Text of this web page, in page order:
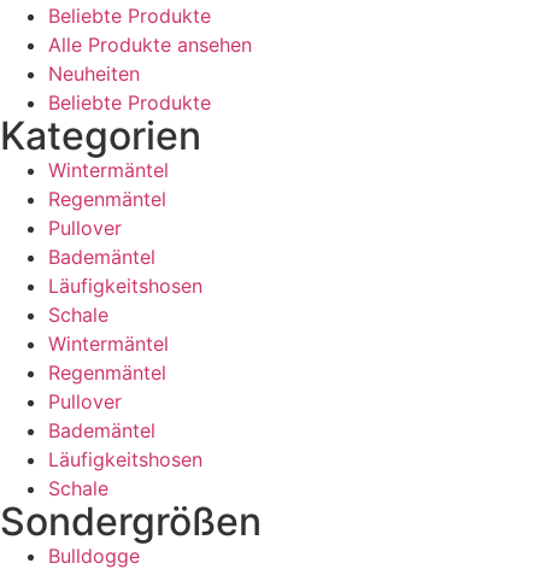
Beliebte Produkte
Alle Produkte ansehen
Neuheiten
Beliebte Produkte
Kategorien
Wintermäntel
Regenmäntel
Pullover
Bademäntel
Läufigkeitshosen
Schale
Wintermäntel
Regenmäntel
Pullover
Bademäntel
Läufigkeitshosen
Schale
Sondergrößen
Bulldogge